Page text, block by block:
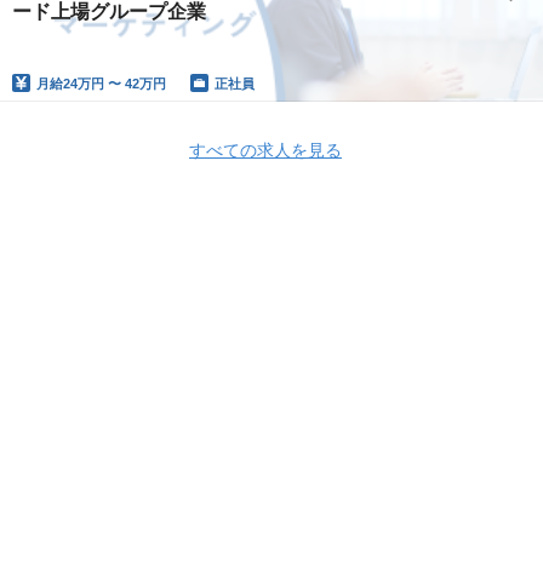
ード上場グループ企業
月給24万円 〜 42万円 正社員
すべての求人を見る